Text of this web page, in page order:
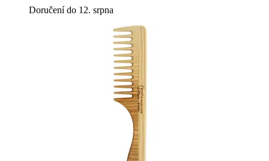
Doručení do 12. srpna